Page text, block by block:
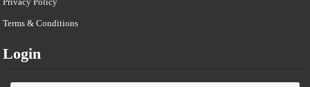
Terms & Conditions
Login